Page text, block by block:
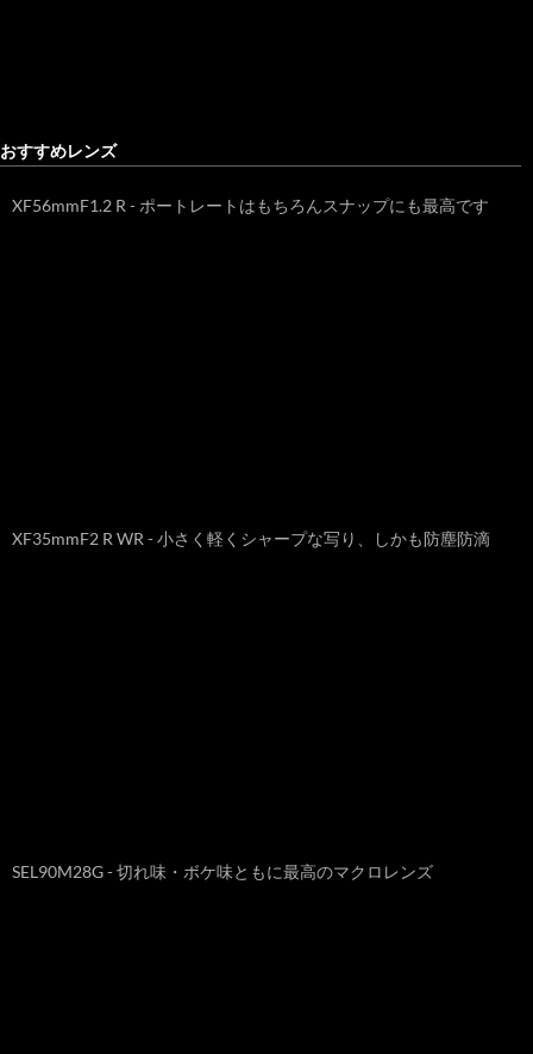
おすすめレンズ
XF56mmF1.2 R - ポートレートはもちろんスナップにも最高です
XF35mmF2 R WR - 小さく軽くシャープな写り、しかも防塵防滴
SEL90M28G - 切れ味・ボケ味ともに最高のマクロレンズ